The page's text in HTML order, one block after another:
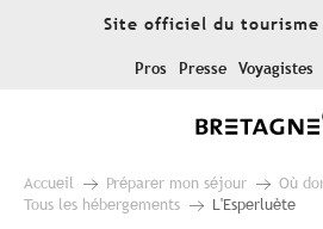
Site officiel du tourisme
Pros Presse Voyagistes
Accueil Préparer mon séjour
Où
Tous les hébergements
L'Esperluète